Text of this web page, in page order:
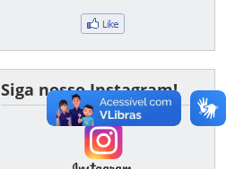
Siga nosso Instagram!